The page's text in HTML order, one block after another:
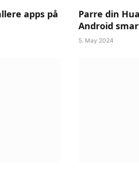
apps på
Parre din
Android
5. May 2024